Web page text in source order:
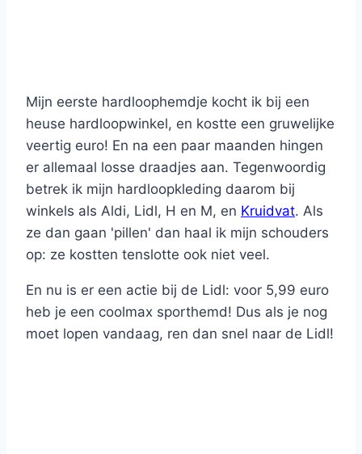
Mijn eerste hardloophemdje kocht ik bij een
heuse hardloopwinkel, en kostte een gruwelijke
veertig euro! En na een paar maanden hingen
er allemaal losse draadjes aan. Tegenwoordig
betrek ik mijn hardloopkleding daarom bij
winkels als Aldi, Lidl, H en M, en Kruidvat. Als
ze dan gaan 'pillen' dan haal ik mijn schouders
op: ze kostten tenslotte ook niet veel.
En nu is er een actie bij de Lidl: voor 5,99 euro
heb je een coolmax sporthemd! Dus als je nog
moet lopen vandaag, ren dan snel naar de Lidl!